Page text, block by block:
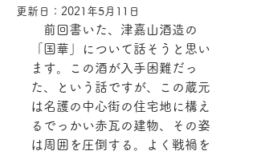
更新日： 2021年5月11日
前回書いた、津嘉山酒造の
「国華」について話そうと思い
ます。この酒が入手困難だっ
た、という話ですが、この蔵元
は名護の中心街の住宅地に構え
るでっかい赤瓦の建物、その姿
は周囲を圧倒する。よく戦禍を